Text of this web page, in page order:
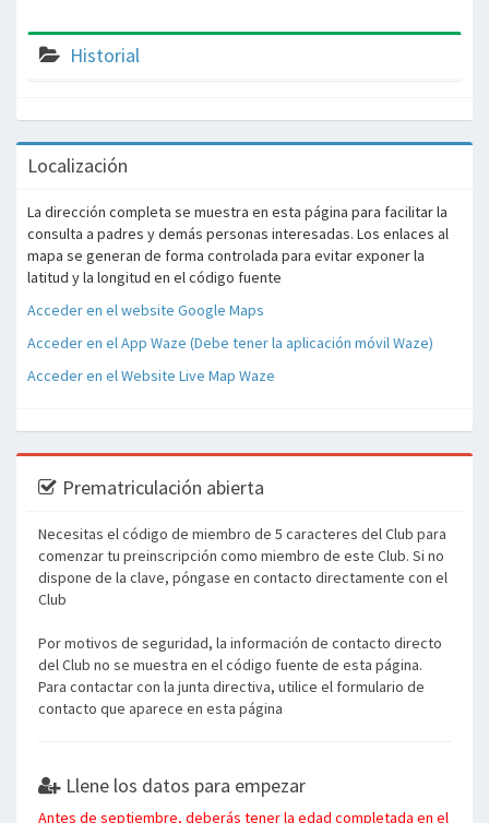
Historial
Localización
La dirección completa se muestra en esta página para facilitar la
consulta a padres y demás personas interesadas. Los enlaces al
mapa se generan de forma controlada para evitar exponer la
latitud y la longitud en el código fuente
Acceder en el website Google Maps
Acceder en el App Waze (Debe tener la aplicación móvil Waze)
Acceder en el Website Live Map Waze
Prematriculación abierta
Necesitas el código de miembro de 5 caracteres del Club para
comenzar tu preinscripción como miembro de este Club. Si no
dispone de la clave, póngase en contacto directamente con el
Club
Por motivos de seguridad, la información de contacto directo
del Club no se muestra en el código fuente de esta página.
Para contactar con la junta directiva, utilice el formulario de
contacto que aparece en esta página
Llene los datos para empezar
Antes de septiembre, deberás tener la edad completada en el